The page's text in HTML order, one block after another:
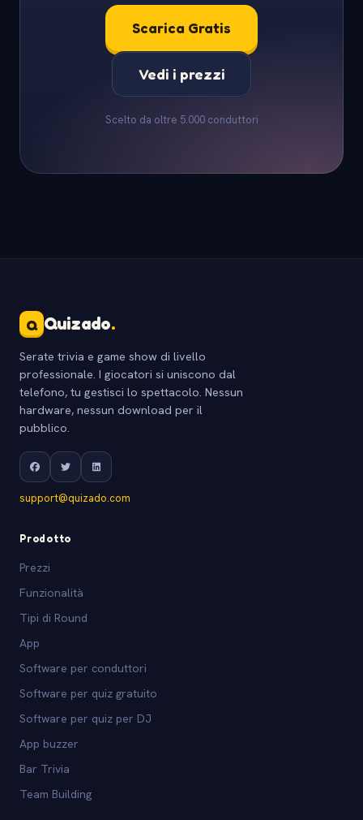
Scarica Gratis
Vedi i prezzi
Scelto da oltre 5.000 conduttori
Q Quizado.
Serate trivia e game show di livello
professionale. I giocatori si uniscono dal
telefono, tu gestisci lo spettacolo. Nessun
hardware, nessun download per il
pubblico.
support@quizado.com
Prodotto
Prezzi
Funzionalità
Tipi di Round
App
Software per conduttori
Software per quiz gratuito
Software per quiz per DJ
App buzzer
Bar Trivia
Team Building